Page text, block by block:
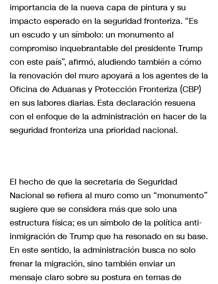
importancia de la nueva capa de pintura y su
impacto esperado en la seguridad fronteriza. “Es
un escudo y un símbolo: un monumento al
compromiso inquebrantable del presidente Trump
con este país”, afirmó, aludiendo también a cómo
la renovación del muro apoyará a los agentes de la
Oficina de Aduanas y Protección Fronteriza (CBP)
en sus labores diarias. Esta declaración resuena
con el enfoque de la administración en hacer de la
seguridad fronteriza una prioridad nacional.
El hecho de que la secretaria de Seguridad
Nacional se refiera al muro como un “monumento”
sugiere que se considera más que solo una
estructura física; es un símbolo de la política anti-
inmigración de Trump que ha resonado en su base.
En este sentido, la administración busca no solo
frenar la migración, sino también enviar un
mensaje claro sobre su postura en temas de